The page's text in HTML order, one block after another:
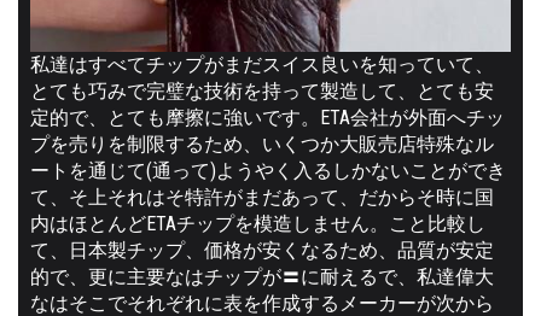
私達はすべてチップがまだスイス良いを知っていて、
とても巧みで完璧な技術を持って製造して、とても安
定的で、とても摩擦に強いです。ETA会社が外面へチッ
プを売りを制限するため、いくつか大販売店特殊なル
ートを通じて(通って)ようやく入るしかないことができ
て、そ上それはそ特許がまだあって、だからそ時に国
内はほとんどETAチップを模造しません。こと比較し
て、日本製チップ、価格が安くなるため、品質が安定
的で、更に主要なはチップが〓に耐えるで、私達偉大
なはそこでそれぞれに表を作成するメーカーが次から